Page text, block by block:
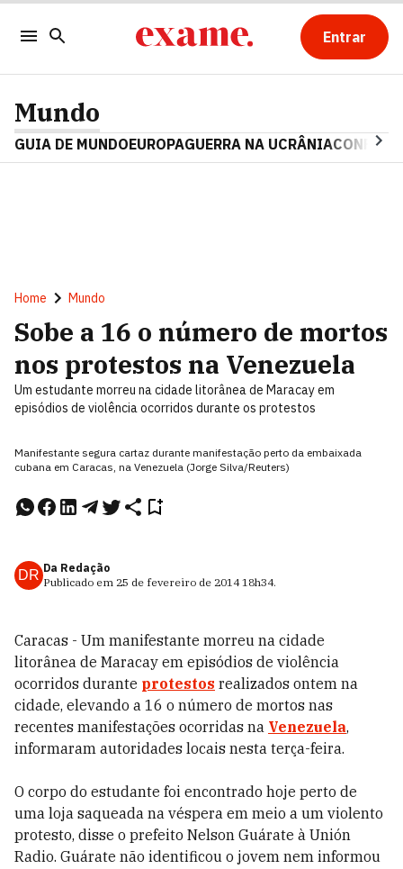
Entrar
Mundo
GUIA DE MUNDOEUROPAGUERRA NA UCRÂNIA
Home Mundo
Sobe a 16 o número de mortos
nos protestos na Venezuela
Um estudante morreu na cidade litorânea de Maracay em
episódios de violência ocorridos durante os protestos
Manifestante segura cartaz durante manifestação perto da embaixada
cubana em Caracas, na Venezuela (Jorge Silva/Reuters)
DR Da Redação
Publicado em 25 de fevereiro de 2014 18h34.
Caracas - Um manifestante morreu na cidade
litorânea de Maracay em episódios de violência
ocorridos durante protestos realizados ontem na
cidade, elevando a 16 o número de mortos nas
recentes manifestações ocorridas na Venezuela,
informaram autoridades locais nesta terça-feira.
O corpo do estudante foi encontrado hoje perto de
uma loja saqueada na véspera em meio a um violento
protesto, disse o prefeito Nelson Guárate à Unión
Radio. Guárate não identificou o jovem nem informou